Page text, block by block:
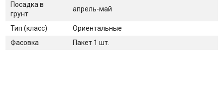
Посадка в
грунт
апрель-май
Тип (класс)
Ориентальные
Фасовка
Пакет 1 шт.